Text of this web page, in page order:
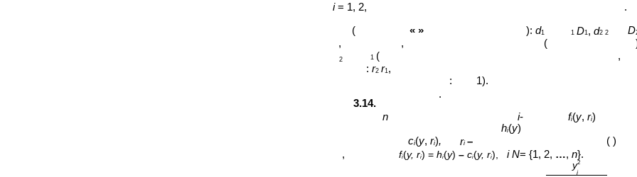
i= 1, 2,
.
,
( « » ): d1 1 D1, d2 2 D
1 (
,
(
,
2
: r2 r1,
:
1).
3.14.
.
n
i- fi(y, ri)
ci(y, ri), ri –
hi(y)
( )
,
fi(y, ri) = hi(y) – ci(y, ri), i N= {1, 2, …, n}.
y2
i